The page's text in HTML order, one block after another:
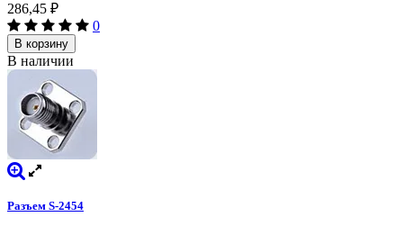
286,45 ₽
0
В корзину
В наличии
Разъем S-2454